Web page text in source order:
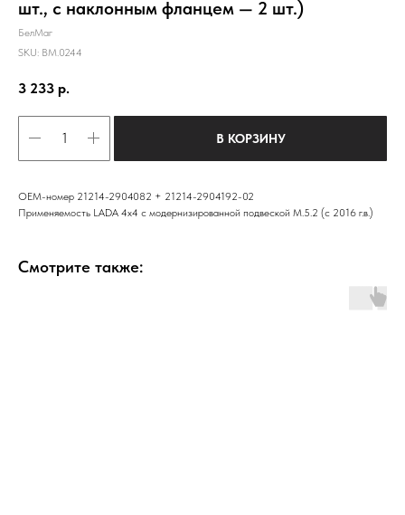
шт., с наклонным фланцем — 2 шт.)
БелМаг
SKU: BM.0244
3 233 р.
В КОРЗИНУ
ОЕМ-номер 21214-2904082 + 21214-2904192-02
Применяемость LADA 4x4 с модернизированной подвеской М.5.2 (с 2016 г.в.)
Смотрите также: